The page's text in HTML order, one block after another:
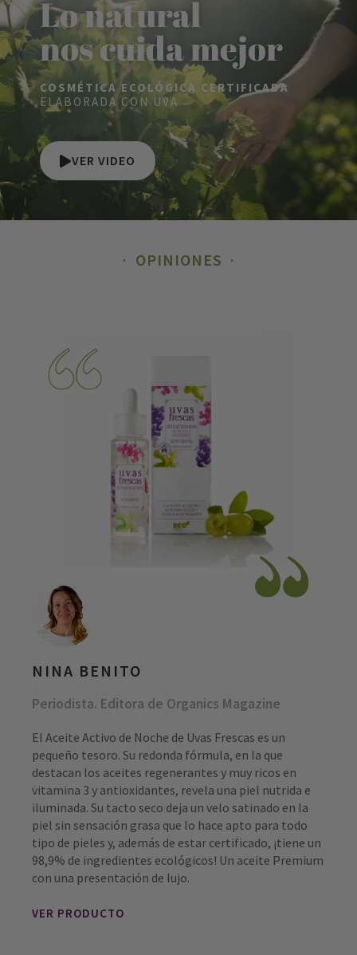
Lo natural
nos cuida mejor
COSMÉTICA ECOLÓGICA CERTIFICADA
ELABORADA CON UVA
VER VIDEO
OPINIONES
NINA BENITO
Periodista. Editora de Organics Magazine
El Aceite Activo de Noche de Uvas Frescas es un
pequeño tesoro. Su redonda fórmula, en la que
destacan los aceites regenerantes y muy ricos en
vitamina 3 y antioxidantes, revela una piel nutrida e
iluminada. Su tacto seco deja un velo satinado en la
piel sin sensación grasa que lo hace apto para todo
tipo de pieles y, además de estar certificado, ¡tiene un
98,9% de ingredientes ecológicos! Un aceite Premium
con una presentación de lujo.
VER PRODUCTO